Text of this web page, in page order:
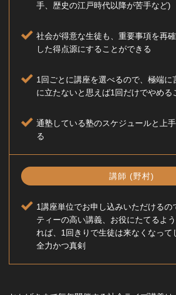
手、歴史の江戸時代以降が苦手など)
社会が得意な生徒も、重要事項を再
した得点源にすることができる
1回ごとに講座を選べるので、極端に
に立たないと思えば1回だけでやめる
通塾している塾のスケジュールと上
る
講師 (野村)
1講座単位でお申し込みいただけるの
ティーの高い講義、お役にたてるよ
れば、1回きりで生徒は来なくなって
全力かつ真剣